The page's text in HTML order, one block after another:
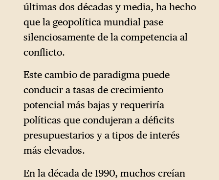
últimas dos décadas y media, ha hecho
que la geopolítica mundial pase
silenciosamente de la competencia al
conflicto.
Este cambio de paradigma puede
conducir a tasas de crecimiento
potencial más bajas y requeriría
políticas que condujeran a déficits
presupuestarios y a tipos de interés
más elevados.
En la década de 1990, muchos creían